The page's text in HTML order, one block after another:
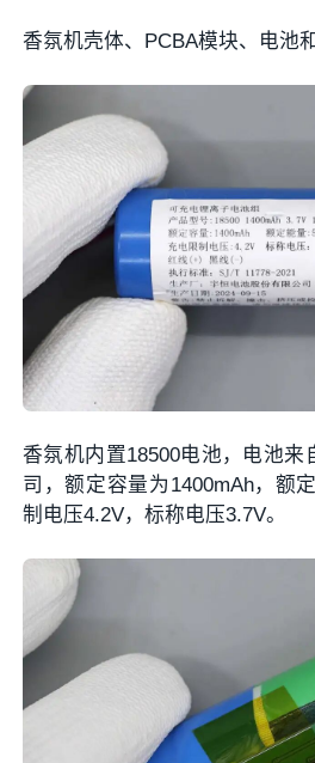
香氛机壳体、PCBA模块、电池
香氛机内置18500电池，电池来
司，额定容量为1400mAh，额
制电压4.2V，标称电压3.7V。